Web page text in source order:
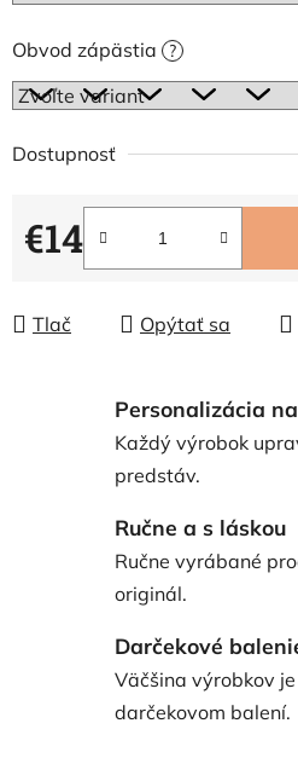
Obvod zápästia ?
Dostupnosť
€14
Jednotková cena:
Tlač Opýtať sa
Personalizácia
Každý výrobok
predstáv.
Ručne a s láskou
Ručne vyrábané
originál.
Darčekové
Väčšina výrobkov
darčekovom balení.